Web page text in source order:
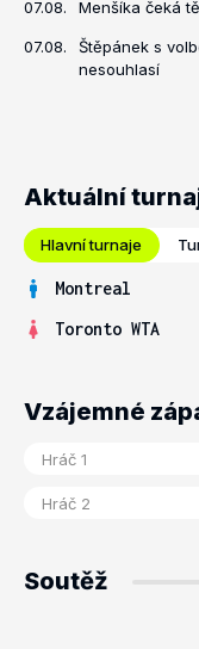
07.08. Menšíka čeká
07.08.
Štěpánek s
nesouhlasí
Aktuální
Hlavní turnaje
Montreal
Toronto WTA
Vzájemné
Soutěž